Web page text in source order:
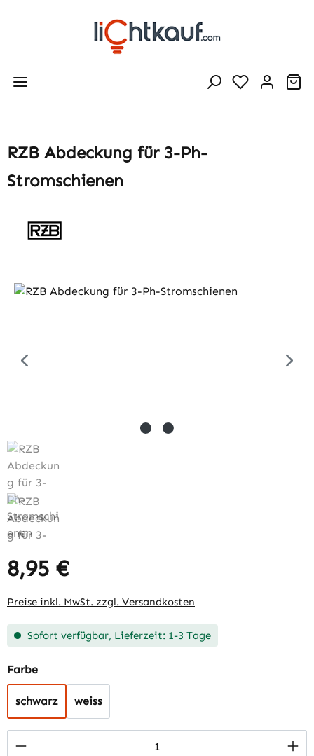
Zum Hauptinhalt springen
RZB Abdeckung für 3-Ph-
Stromschienen
Bildergalerie überspringen
Regulärer Preis:
8,95 €
Preise inkl. MwSt. zzgl. Versandkosten
Sofort verfügbar, Lieferzeit: 1-3 Tage
Farbeauswählen
schwarz weiss
Produkt Anzahl: Gib den gewünschten